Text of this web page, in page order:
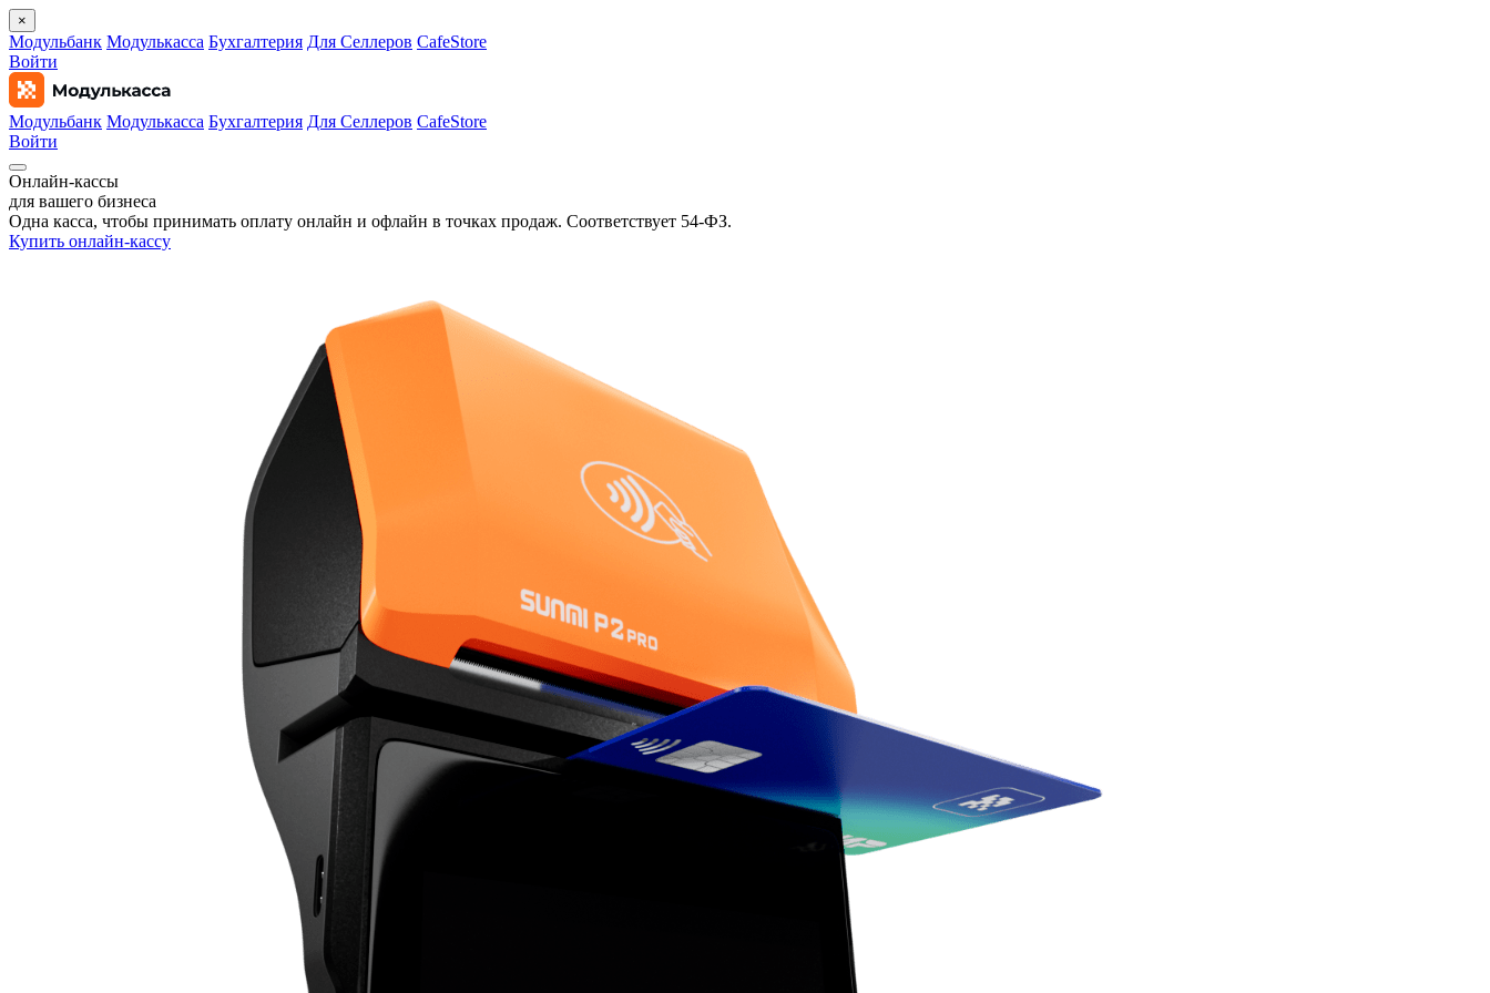
×
Модульбанк Модулькасса Бухгалтерия Для Селлеров CafeStore
Войти
Модульбанк Модулькасса Бухгалтерия Для Селлеров CafeStore
Войти
Онлайн‑кассы
для вашего бизнеса
Одна касса, чтобы принимать оплату онлайн и офлайн в точках продаж. Соответствует 54‑ФЗ.
Купить онлайн-кассу